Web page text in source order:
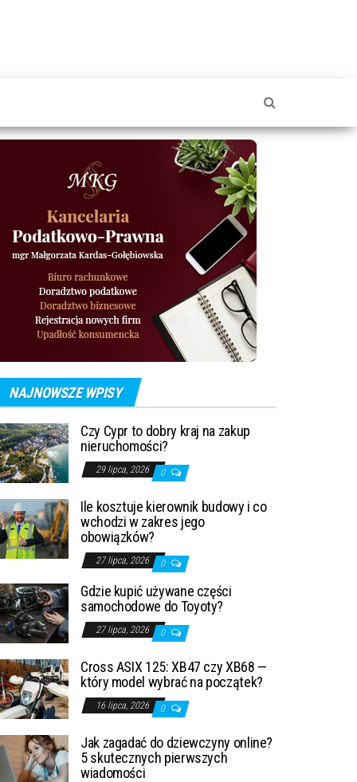
NAJNOWSZE WPISY
Czy Cypr to dobry kraj na zakup
nieruchomości?
29 lipca, 2026 0
Ile kosztuje kierownik budowy i co
wchodzi w zakres jego
obowiązków?
27 lipca, 2026 0
Gdzie kupić używane części
samochodowe do Toyoty?
27 lipca, 2026 0
Cross ASIX 125: XB47 czy XB68 —
który model wybrać na początek?
16 lipca, 2026 0
Jak zagadać do dziewczyny online?
5 skutecznych pierwszych
wiadomości